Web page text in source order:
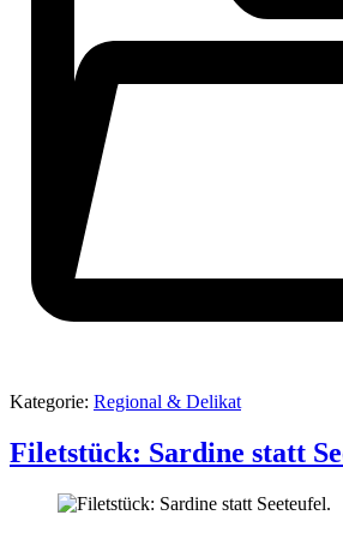
Kategorie: Regional & Delikat
Filetstück: Sardine statt